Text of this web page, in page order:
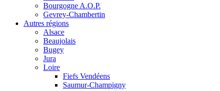
Bourgogne A.O.P.
Gevrey-Chambertin
Autres régions
Alsace
Beaujolais
Bugey
Jura
Loire
Fiefs Vendéens
Saumur-Champigny